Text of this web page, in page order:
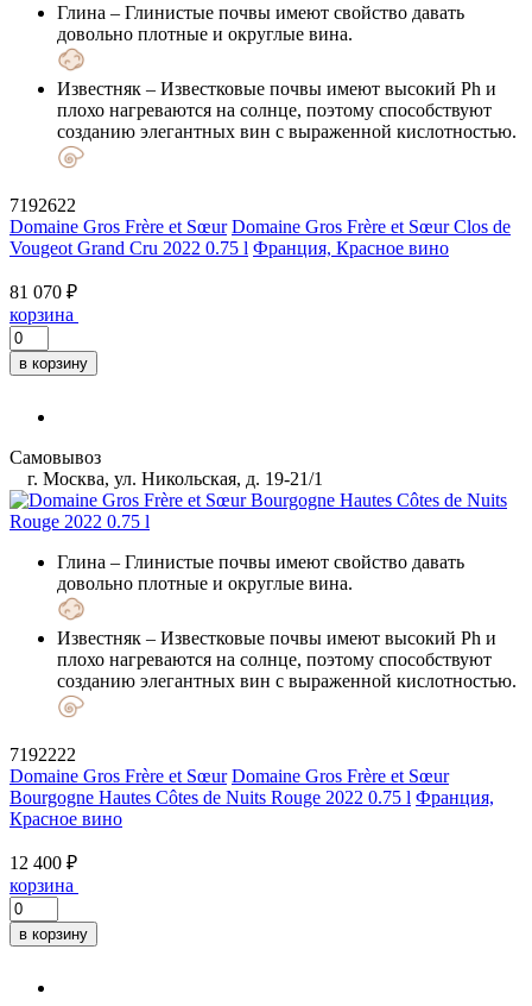
Глина – Глинистые почвы имеют свойство давать
довольно плотные и округлые вина.
Известняк – Известковые почвы имеют высокий Ph и
плохо нагреваются на солнце, поэтому способствуют
созданию элегантных вин с выраженной кислотностью.
7192622
Domaine Gros Frère et Sœur Domaine Gros Frère et Sœur Clos de
Vougeot Grand Cru 2022 0.75 l Франция, Красное вино
81 070 ₽
корзина
в корзину
Самовывоз
г. Москва, ул. Никольская, д. 19-21/1
Глина – Глинистые почвы имеют свойство давать
довольно плотные и округлые вина.
Известняк – Известковые почвы имеют высокий Ph и
плохо нагреваются на солнце, поэтому способствуют
созданию элегантных вин с выраженной кислотностью.
7192222
Domaine Gros Frère et Sœur Domaine Gros Frère et Sœur
Bourgogne Hautes Côtes de Nuits Rouge 2022 0.75 l Франция,
Красное вино
12 400 ₽
корзина
в корзину